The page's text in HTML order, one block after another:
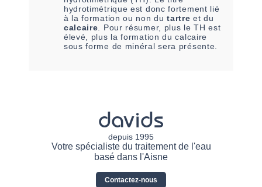
hydrotimétrique est donc fortement lié
à la formation ou non dutartre et du
calcaire . Pour résumer, plus le TH est
élevé, plus la formation du calcaire
sous forme de minéral sera présente.
davids
depuis 1995
Votre spécialiste du traitement de l'eau
basé dans l'Aisne
Contactez-nous